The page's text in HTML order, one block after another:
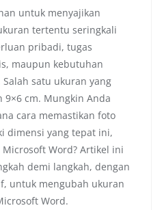
untuk menyajikan
tertentu seringkali
pribadi, tugas
maupun kebutuhan
satu ukuran yang
cm. Mungkin Anda
cara memastikan foto
dimensi yang tepat ini,
Word? Artikel ini
demi langkah, dengan
untuk mengubah ukuran
Word.